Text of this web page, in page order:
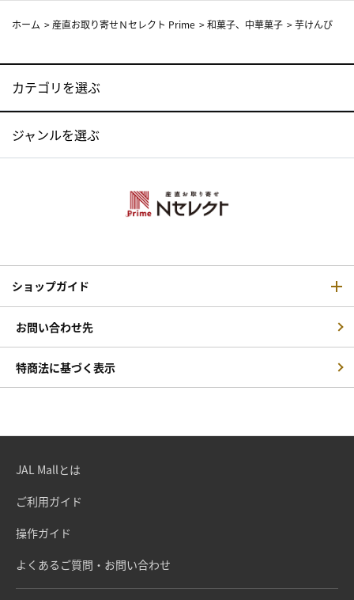
ホーム > 産直お取り寄せＮセレクト Prime >和菓子、中華菓子 >芋けんぴ
カテゴリを選ぶ
ジャンルを選ぶ
ショップガイド
お問い合わせ先
特商法に基づく表示
JAL Mallとは
ご利用ガイド
操作ガイド
よくあるご質問・お問い合わせ